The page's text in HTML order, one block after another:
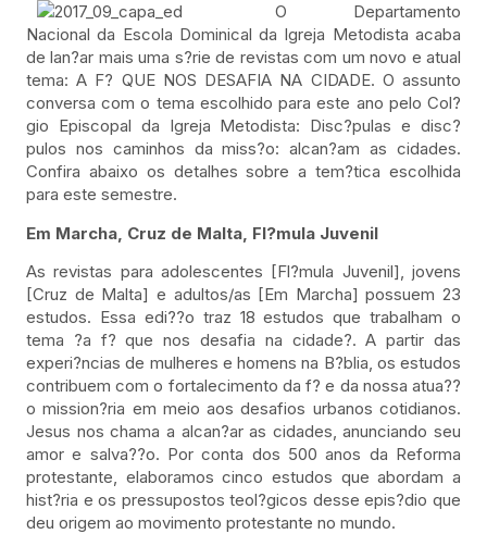
O Departamento
Nacional da Escola Dominical da Igreja Metodista acaba
de lan?ar mais uma s?rie de revistas com um novo e atual
tema: A F? QUE NOS DESAFIA NA CIDADE. O assunto
conversa com o tema escolhido para este ano pelo Col?
gio Episcopal da Igreja Metodista: Disc?pulas e disc?
pulos nos caminhos da miss?o: alcan?am as cidades.
Confira abaixo os detalhes sobre a tem?tica escolhida
para este semestre.
Em Marcha, Cruz de Malta, Fl?mula Juvenil
As revistas para adolescentes [Fl?mula Juvenil], jovens
[Cruz de Malta] e adultos/as [Em Marcha] possuem 23
estudos. Essa edi??o traz 18 estudos que trabalham o
tema ?a f? que nos desafia na cidade?. A partir das
experi?ncias de mulheres e homens na B?blia, os estudos
contribuem com o fortalecimento da f? e da nossa atua??
o mission?ria em meio aos desafios urbanos cotidianos.
Jesus nos chama a alcan?ar as cidades, anunciando seu
amor e salva??o. Por conta dos 500 anos da Reforma
protestante, elaboramos cinco estudos que abordam a
hist?ria e os pressupostos teol?gicos desse epis?dio que
deu origem ao movimento protestante no mundo.